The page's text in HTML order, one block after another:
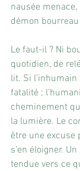
nausée
démon
Le faut-il ? Ni
quotidien, de
lit. Si l’inhumain
fatalité ;
cheminement
la lumière. Le
être une excuse
s’en éloigner.
tendue vers ce